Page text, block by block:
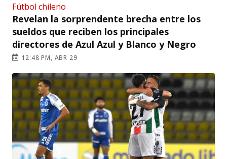
Fútbol chileno
Revelan la sorprendente brecha entre los
sueldos que reciben los principales
directores de Azul Azul y Blanco y Negro
12:48 PM, ABR 29